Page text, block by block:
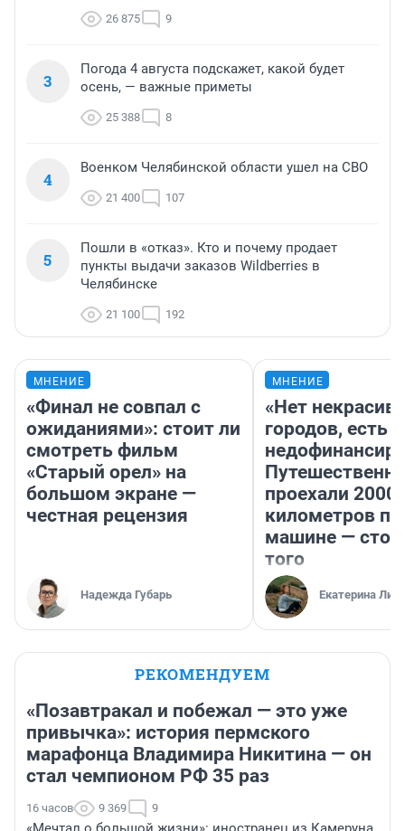
26 875 9
3
Погода 4 августа подскажет, какой будет
осень, — важные приметы
25 388 8
4
Военком Челябинской области ушел на СВО
21 400 107
5
Пошли в «отказ». Кто и почему продает
пункты выдачи заказов Wildberries в
Челябинске
21 100 192
МНЕНИЕ
«Финал не совпал с
ожиданиями»: стоит ли
смотреть фильм
«Старый орел» на
большом экране —
честная рецензия
Надежда Губарь
МНЕНИЕ
«Нет
городов, есть
проехали 2000
километров по
машине —
того
Екатерина
РЕКОМЕНДУЕМ
«Позавтракал и побежал — это уже
привычка»: история пермского
марафонца Владимира Никитина — он
стал чемпионом РФ 35 раз
16 часов 9 369 9